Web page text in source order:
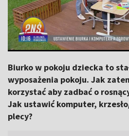
Biurko w pokoju dziecka to
wyposażenia pokoju. Jak
korzystać aby zadbać o
Jak ustawić komputer,
plecy?